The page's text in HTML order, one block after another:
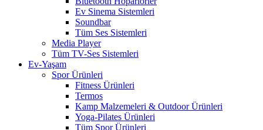
Ev Sinema Sistemleri
Soundbar
Tüm Ses Sistemleri
Media Player
Tüm TV-Ses Sistemleri
Ev-Yaşam
Spor Ürünleri
Fitness Ürünleri
Termos
Kamp Malzemeleri & Outdoor Ürünleri
Yoga-Pilates Ürünleri
Tüm Spor Ürünleri